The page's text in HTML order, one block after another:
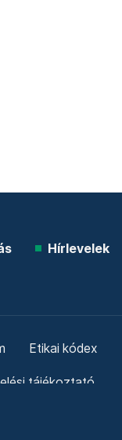
Hírlevelek
Etikai kódex
tájékoztató